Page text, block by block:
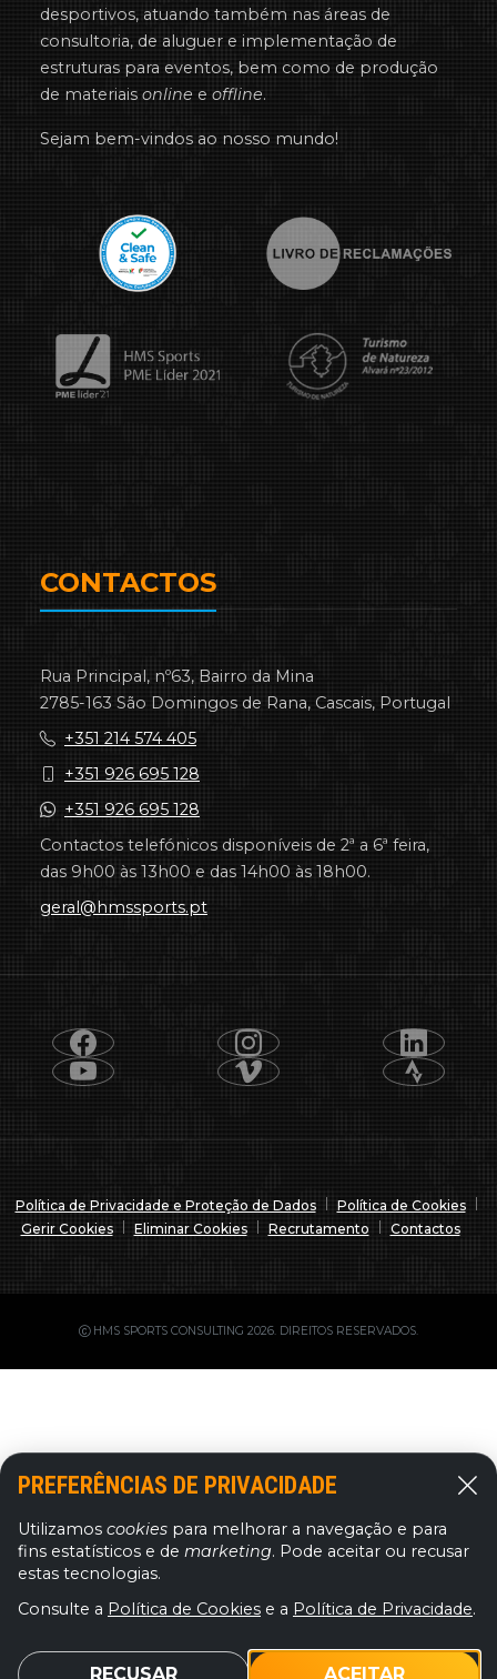
desportivos, atuando também nas áreas de
consultoria, de aluguer e implementação de
estruturas para eventos, bem como de produção
de materiais online e offline.
Sejam bem-vindos ao nosso mundo!
CONTACTOS
Rua Principal, nº63, Bairro da Mina
2785-163 São Domingos de Rana, Cascais, Portugal
+351 214 574 405
+351 926 695 128
+351 926 695 128
Contactos telefónicos disponíveis de 2ª a 6ª feira,
das 9h00 às 13h00 e das 14h00 às 18h00.
geral@hmssports.pt
Política de Privacidade e Proteção de Dados
Política de Cookies
Gerir Cookies
Eliminar Cookies Recrutamento Contactos
HMS SPORTS CONSULTING 2026. DIREITOS RESERVADOS.